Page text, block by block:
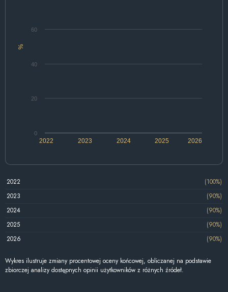
%
2022 2024 2026
2023 2025
0
20
40
60
2022
(100%)
2023
(90%)
2024
(90%)
2025
(90%)
2026
(90%)
Wykres ilustruje zmiany procentowej oceny końcowej, obliczanej na podstawie
zbiorczej analizy dostępnych opinii użytkowników z różnych źródeł.